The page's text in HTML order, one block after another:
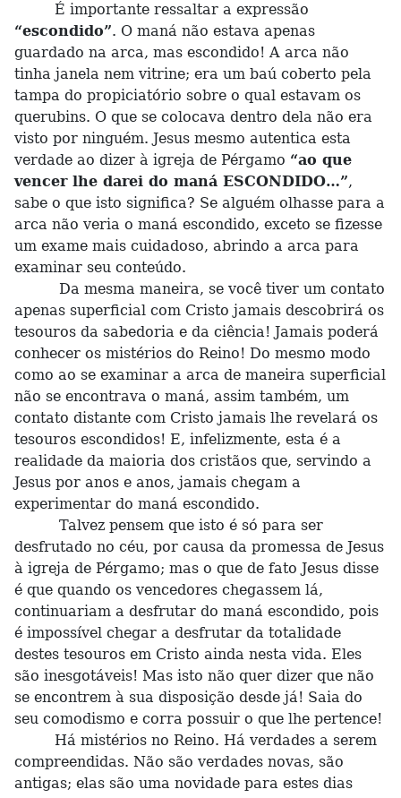
É importante ressaltar a expressão
“escondido”. O maná não estava apenas
guardado na arca, mas escondido! A arca não
tinha janela nem vitrine; era um baú coberto pela
tampa do propiciatório sobre o qual estavam os
querubins. O que se colocava dentro dela não era
visto por ninguém. Jesus mesmo autentica esta
verdade ao dizer à igreja de Pérgamo “ao que
vencer lhe darei do maná ESCONDIDO…”,
sabe o que isto significa? Se alguém olhasse para a
arca não veria o maná escondido, exceto se fizesse
um exame mais cuidadoso, abrindo a arca para
examinar seu conteúdo.
Da mesma maneira, se você tiver um contato
apenas superficial com Cristo jamais descobrirá os
tesouros da sabedoria e da ciência! Jamais poderá
conhecer os mistérios do Reino! Do mesmo modo
como ao se examinar a arca de maneira superficial
não se encontrava o maná, assim também, um
contato distante com Cristo jamais lhe revelará os
tesouros escondidos! E, infelizmente, esta é a
realidade da maioria dos cristãos que, servindo a
Jesus por anos e anos, jamais chegam a
experimentar do maná escondido.
Talvez pensem que isto é só para ser
desfrutado no céu, por causa da promessa de Jesus
à igreja de Pérgamo; mas o que de fato Jesus disse
é que quando os vencedores chegassem lá,
continuariam a desfrutar do maná escondido, pois
é impossível chegar a desfrutar da totalidade
destes tesouros em Cristo ainda nesta vida. Eles
são inesgotáveis! Mas isto não quer dizer que não
se encontrem à sua disposição desde já! Saia do
seu comodismo e corra possuir o que lhe pertence!
Há mistérios no Reino. Há verdades a serem
compreendidas. Não são verdades novas, são
antigas; elas são uma novidade para estes dias